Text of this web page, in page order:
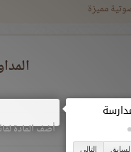
مميزة
أضف المادة
السابق التالي